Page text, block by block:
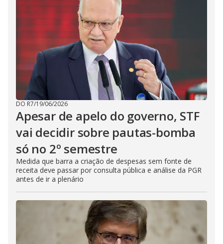
DO R7/19/06/2026
Apesar de apelo do governo, STF
vai decidir sobre pautas-bomba
só no 2º semestre
Medida que barra a criação de despesas sem fonte de
receita deve passar por consulta pública e análise da PGR
antes de ir a plenário